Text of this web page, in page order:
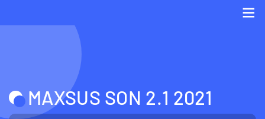
MAXSUS SON 2.1 2021